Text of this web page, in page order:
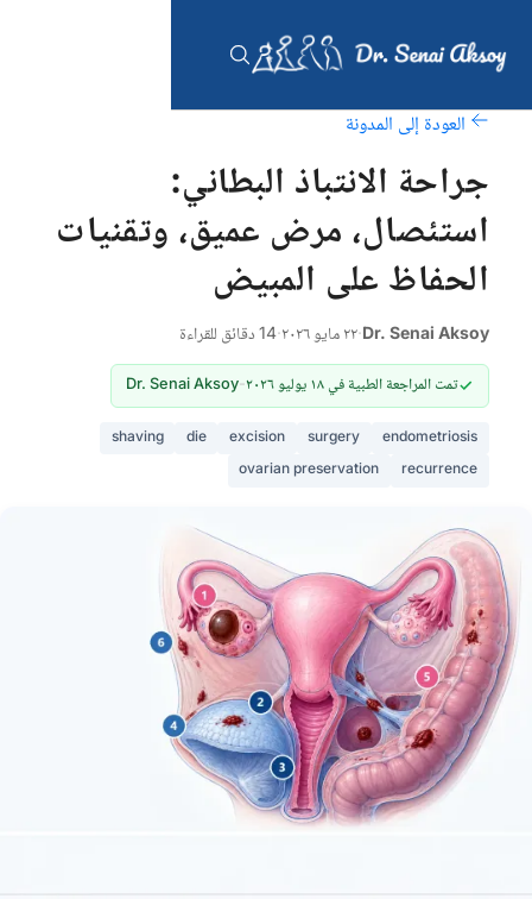
العودة إلى المدونة
جراحة الانتباذ البطاني:
استئصال، مرض عميق، وتقنيات
الحفاظ على المبيض
Dr. Senai Aksoy
·٢٢ مايو ٢٠٢٦ ·14 دقائق للقراءة
تمت المراجعة الطبية في ١٨ يوليو ٢٠٢٦ -
Dr. Senai Aksoy
endometriosis
surgery
excision
die
shaving
recurrence
ovarian preservation